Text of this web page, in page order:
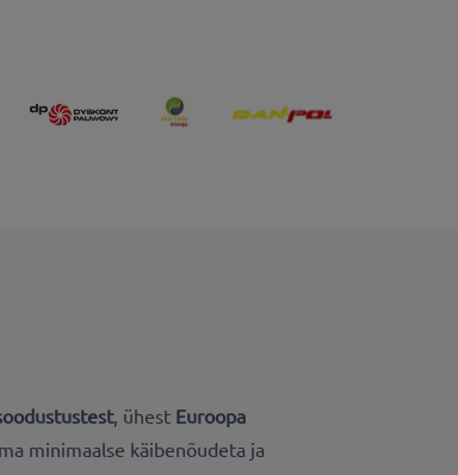
, ühest Euroopa
minimaalse käibenõudeta ja